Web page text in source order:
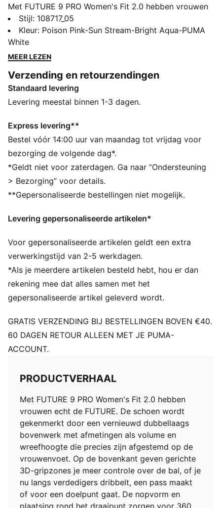
Met FUTURE 9 PRO Women's Fit 2.0 hebben vrouwen
echt de FUTURE. De schoen wordt gekenmerkt door
een vernieuwd dubbellaags bovenwerk met
afmetingen als volume en wreefhoogte die precies zijn
afgestemd op de vrouwenvoet. Op de bovenkant
bal, of je nu langs verdedigers dribbelt, een pass
maakt of voor een doelpunt gaat. De nopvorm en
plaatsing rond het draaipunt zorgen voor 360 graden
verdedigers gemakkelijk van je af kunt schudden.
Playmakers, jullie creëren je eigen FUTURE.
ALLE INS EN OUTS
PASVORM: De zachte voering in combinatie met een
speciaal breisel met meerdere texturen past zich aan
als een tweede huid, waardoor een nauwsluitende,
natuurlijke pasvorm ontstaat die je stabiel houdt
PASVORM: De PWRTAPE over de middenvoet houdt je
zonder je bewegingen in te perken
SKILL: Vernieuwde mesh-laag met 3D-gripzones voor
verbeterde balgrip en controle
WENDBAARHEID: De vorm en plaatsing van de
noppen rond het draaipunt zorgen voor 360 graden
bewegingsvrijheid, die nodig is voor explosieve
DETAILS
Breedte: Normaal
Type neus: Rond
Type hak: Plat
ondergronden en kunstgras
Lichte, verwijderbare inlegzool met NanoGrip-
technologie
PASVORM DAMES Deze schoen is gemaakt voor
dames, met afmetingen zoals volume en wreefhoogte
speciaal ontworpen voor de damesvoet
Stijl: 108717_05
Kleur: Poison Pink-Sun Stream-Bright Aqua-PUMA
White
MEER LEZEN
Verzending en retourzendingen
Standaard levering
Levering meestal binnen 1-3 dagen.
Express levering**
Bestel vóór 14:00 uur van maandag tot vrijdag voor
bezorging de volgende dag*.
*Geldt niet voor zaterdagen. Ga naar “Ondersteuning
> Bezorging” voor details.
**Gepersonaliseerde bestellingen niet mogelijk.
Levering gepersonaliseerde artikelen*
Voor gepersonaliseerde artikelen geldt een extra
verwerkingstijd van 2-5 werkdagen.
*Als je meerdere artikelen besteld hebt, hou er dan
rekening mee dat alles samen met het
gepersonaliseerde artikel geleverd wordt.
GRATIS VERZENDING BIJ BESTELLINGEN BOVEN €40.
60 DAGEN RETOUR ALLEEN MET JE PUMA-
ACCOUNT.
PRODUCTVERHAAL
Met FUTURE 9 PRO Women's Fit 2.0 hebben
vrouwen echt de FUTURE. De schoen wordt
gekenmerkt door een vernieuwd dubbellaags
bovenwerk met afmetingen als volume en
wreefhoogte die precies zijn afgestemd op de
vrouwenvoet. Op de bovenkant geven gerichte
3D-gripzones je meer controle over de bal, of je
nu langs verdedigers dribbelt, een pass maakt
of voor een doelpunt gaat. De nopvorm en
plaatsing rond het draaipunt zorgen voor 360